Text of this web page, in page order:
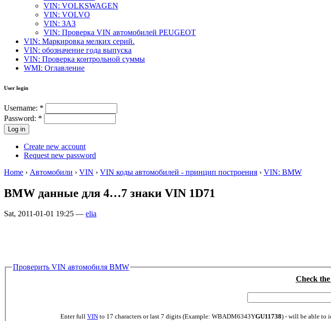
VIN: VOLKSWAGEN
VIN: VOLVO
VIN: ЗАЗ
VIN: Проверка VIN автомобилей PEUGEOT
VIN: Маркировка мелких серий.
VIN: обозначение года выпуска
VIN: Проверка контрольной суммы
WMI: Оглавление
User login
Username: *
Password: *
Create new account
Request new password
Home › Автомобили › VIN › VIN коды автомобилей - принцип построения › VIN: BMW
BMW данные для 4…7 знаки VIN 1D71
Sat, 2011-01-01 19:25 — elia
Проверить VIN автомобиля BMW
Check
Enter full VIN to 17 characters or last 7 digits (Example: WBADM6343YGU11738) - will be able to